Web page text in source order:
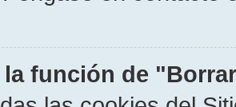
la función de